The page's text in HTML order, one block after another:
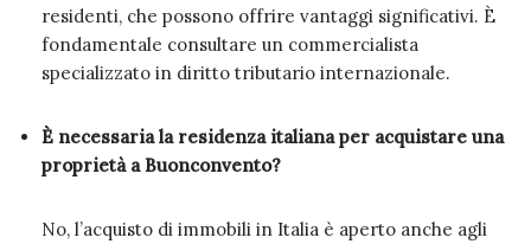
residenti, che possono offrire vantaggi significativi. È
fondamentale consultare un commercialista
specializzato in diritto tributario internazionale.
È necessaria la residenza italiana per acquistare una
proprietà a Buonconvento?
No, l’acquisto di immobili in Italia è aperto anche agli